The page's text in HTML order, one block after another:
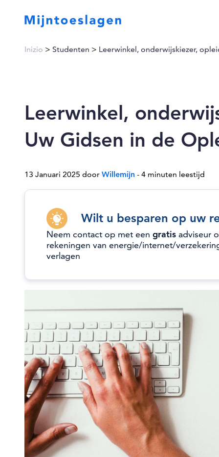
Inizio > Studenten > Leerwinkel, onderwijskiezer,
Leerwinkel,
Uw Gidsen in de
13 Januari 2025 door Willemijn - 4 minuten leestijd
Wilt u besparen op uw
Neem contact op met een gratis adviseur
rekeningen van energie/internet/
verlagen